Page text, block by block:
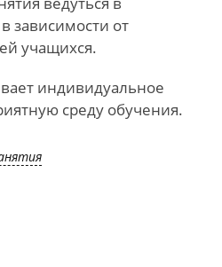
зависимости от
учащихся.
индивидуальное
среду обучения.